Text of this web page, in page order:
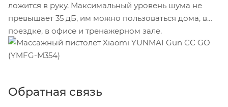
ложится в руку. Максимальный уровень шума не
превышает 35 дБ, им можно пользоваться дома, в
поездке, в офисе и тренажерном зале.
Обратная связь